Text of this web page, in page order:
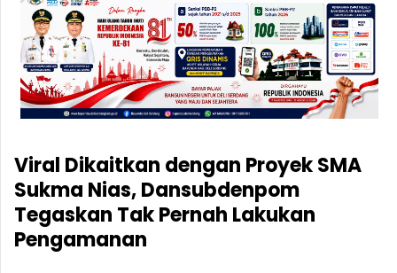
Viral Dikaitkan dengan Proyek SMA
Sukma Nias, Dansubdenpom
Tegaskan Tak Pernah Lakukan
Pengamanan